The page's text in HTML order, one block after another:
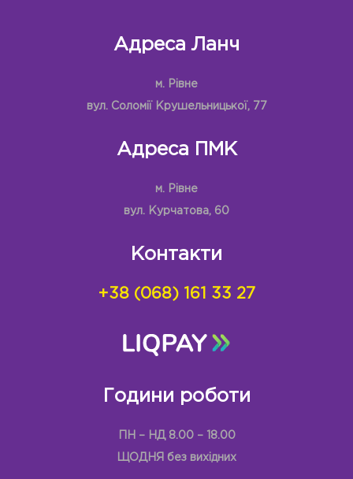
Адреса Ланч
м. Рівне
вул. Соломії Крушельницької, 77
Адреса ПМК
м. Рівне
вул. Курчатова, 60
Контакти
+38 (068) 161 33 27
Години роботи
ПН – НД 8.00 – 18.00
ЩОДНЯ без вихідних